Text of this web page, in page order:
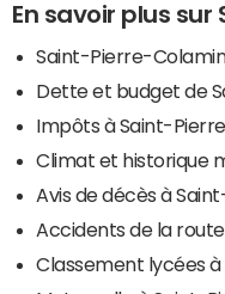
En savoir plus
Saint-Pierre-
Dette et budget de
Impôts à Saint-
Climat et historique
Avis de décès à
Accidents de la
Classement lycées